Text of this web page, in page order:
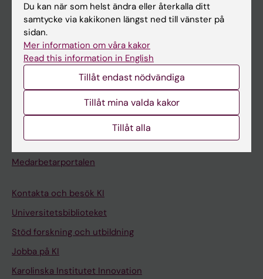
Ladok
Canvas
Schema
Studentmejlen
Kurs- och programwebbar
Medarbetare
Medarbetarportalen
Kontakta och besök KI
Universitetsbiblioteket
Stöd forskning och utbildning
Jobba på KI
Karolinska Institutet Innovation
Du kan när som helst ändra eller återkalla ditt
samtycke via kakikonen längst ned till vänster på
sidan.
Mer information om våra kakor
Read this information in English
Tillåt endast nödvändiga
Tillåt mina valda kakor
Tillåt alla